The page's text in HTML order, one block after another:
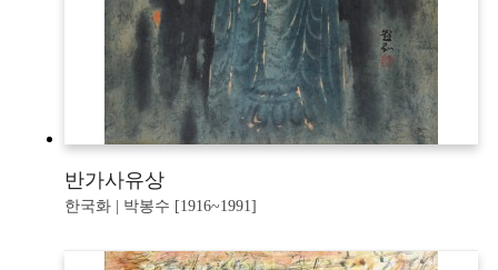
반가사유상
한국화 | 박봉수 [1916~1991]